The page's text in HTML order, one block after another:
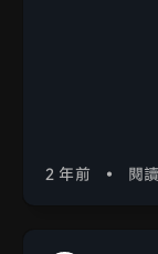
2 年前 • 閱